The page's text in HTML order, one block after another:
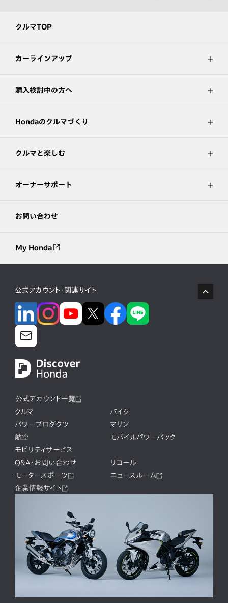
クルマTOP
カーラインアップ
購入検討中の方へ
Hondaのクルマづくり
クルマと楽しむ
オーナーサポート
お問い合わせ
My Honda
公式アカウント・関連サイト
公式アカウント一覧
クルマ
バイク
パワープロダクツ
マリン
航空
モバイルパワーパック
モビリティサービス
Q&A・お問い合わせ
リコール
モータースポーツ
ニュースルーム
企業情報サイト